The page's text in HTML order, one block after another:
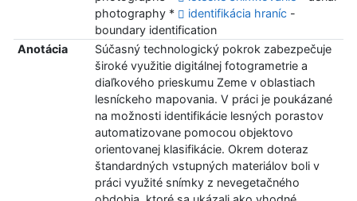
photography *
identifikácia hraníc-
boundary identification
Anotácia
Súčasný technologický pokrok zabezpečuje
široké využitie digitálnej fotogrametrie a
diaľkového prieskumu Zeme v oblastiach
lesníckeho mapovania. V práci je poukázané
na možnosti identifikácie lesných porastov
automatizovane pomocou objektovo
orientovanej klasifikácie. Okrem doteraz
štandardných vstupných materiálov boli v
práci využité snímky z nevegetačného